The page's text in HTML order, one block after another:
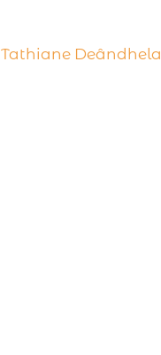
Tathiane Deândhela